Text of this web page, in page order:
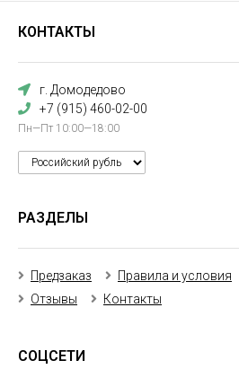
КОНТАКТЫ
г. Домодедово
+7 (915) 460-02-00
Пн—Пт 10:00—18:00
РАЗДЕЛЫ
Предзаказ Правила и условия
Отзывы
Контакты
СОЦСЕТИ